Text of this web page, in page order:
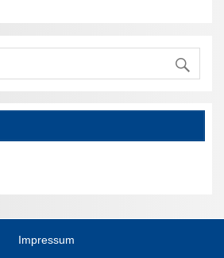
Impressum